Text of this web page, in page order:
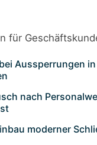
für
Aussperrungen
nach
moderner